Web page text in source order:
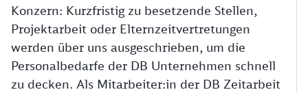
Konzern: Kurzfristig zu besetzende Stellen,
Projektarbeit oder Elternzeitvertretungen
werden über uns ausgeschrieben, um die
Personalbedarfe der DB Unternehmen schnell
zu decken. Als Mitarbeiter:in der DB Zeitarbeit